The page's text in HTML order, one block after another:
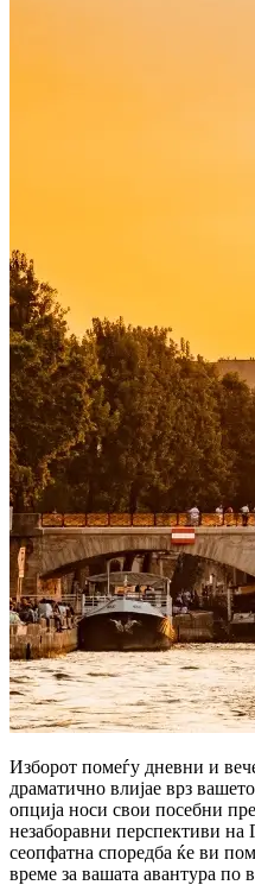
Изборот помеѓу дневни и
драматично влијае врз
опција носи свои посебни
незаборавни перспективи на
сеопфатна споредба ќе ви
време за вашата авантура по